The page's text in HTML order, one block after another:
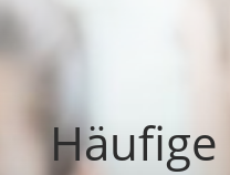
Häufige